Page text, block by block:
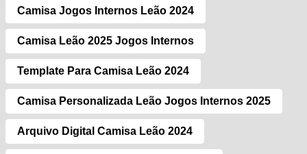
Camisa Jogos Internos Leão 2024
Camisa Leão 2025 Jogos Internos
Template Para Camisa Leão 2024
Camisa Personalizada Leão Jogos Internos 2025
Arquivo Digital Camisa Leão 2024